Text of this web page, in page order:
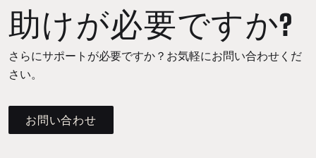
助けが必要ですか?
さらにサポートが必要ですか？お気軽にお問い合わせくだ
さい。
お問い合わせ